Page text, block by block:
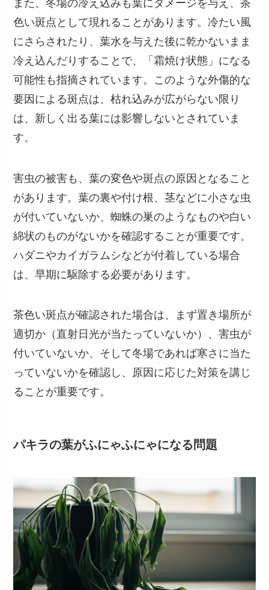
また、冬場の冷え込みも葉にダメージを与え、茶
色い斑点として現れることがあります。冷たい風
にさらされたり、葉水を与えた後に乾かないまま
冷え込んだりすることで、「霜焼け状態」になる
可能性も指摘されています。このような外傷的な
要因による斑点は、枯れ込みが広がらない限り
は、新しく出る葉には影響しないとされていま
す。
害虫の被害も、葉の変色や斑点の原因となること
があります。葉の裏や付け根、茎などに小さな虫
が付いていないか、蜘蛛の巣のようなものや白い
綿状のものがないかを確認することが重要です。
ハダニやカイガラムシなどが付着している場合
は、早期に駆除する必要があります。
茶色い斑点が確認された場合は、まず置き場所が
適切か（直射日光が当たっていないか）、害虫が
付いていないか、そして冬場であれば寒さに当た
っていないかを確認し、原因に応じた対策を講じ
ることが重要です。
パキラの葉がふにゃふにゃになる問題